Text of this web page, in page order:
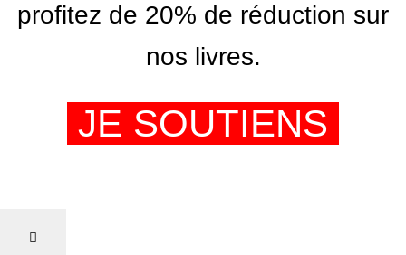
profitez de 20% de réduction sur
nos livres.
JE SOUTIENS